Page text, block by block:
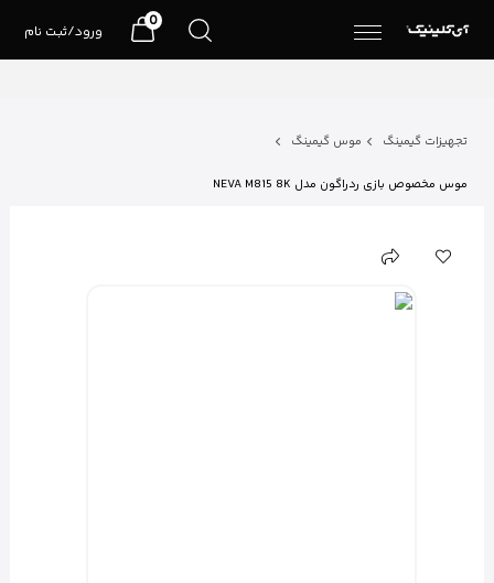
ورود/ثبت نام
0
تجهیزات گیمینگ موس گیمینگ
موس مخصوص بازی ردراگون مدل NEVA M815 8K